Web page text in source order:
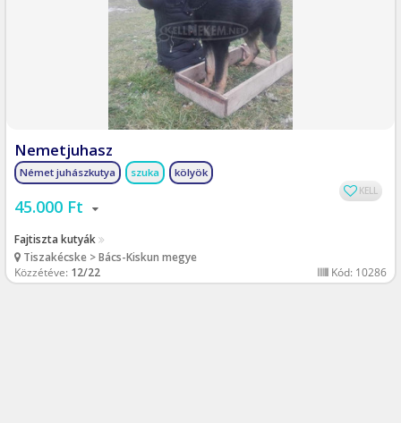
45.000 Ft
Fajtiszta kutyák
Tiszakécske > Bács-Kiskun megye
Közzétéve: 12/22 Kód: 10286
Nemetjuhasz
Német juhászkutya szuka kölyök
KELL